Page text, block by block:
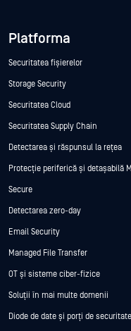
Platforma
Securitatea fișierelor
Storage Security
Securitatea Cloud
Securitatea Supply Chain
Detectarea și răspunsul la rețea
Protecție periferică și detașabilă
Secure
Detectarea zero-day
Email Security
Managed File Transfer
OT și sisteme ciber-fizice
Soluții în mai multe domenii
Diode de date și porți de securitate